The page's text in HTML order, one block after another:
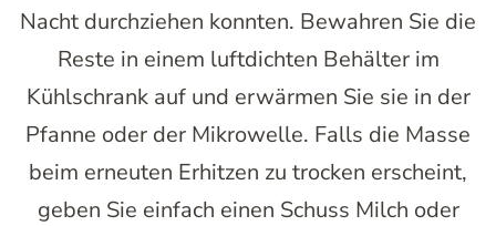
Nacht durchziehen konnten. Bewahren Sie die
Reste in einem luftdichten Behälter im
Kühlschrank auf und erwärmen Sie sie in der
Pfanne oder der Mikrowelle. Falls die Masse
beim erneuten Erhitzen zu trocken erscheint,
geben Sie einfach einen Schuss Milch oder